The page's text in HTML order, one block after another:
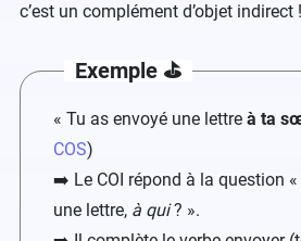
c’est un complément d’objet indirect !
Exemple ⛳️
« Tu as envoyé une lettre à ta
COS)
➡️ Le COI répond à la question
une lettre, à qui? ».